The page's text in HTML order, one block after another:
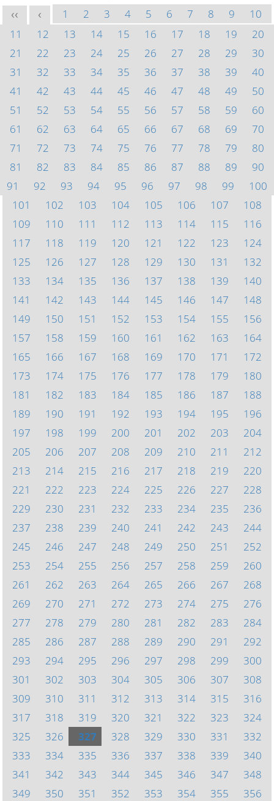
<< < 1 2 3 4 5 6 7 8 9
10
11
12 13 14 15 16 17 18 19
20
21
22 23 24 25 26 27 28 29
30
31
32 33 34 35 36 37 38 39
40
41
42 43 44 45 46 47 48 49
50
51
52 53 54 55 56 57 58 59
60
61
62 63 64 65 66 67 68 69
70
71
72 73 74 75 76 77 78 79
80
81
82 83 84 85 86 87 88 89
90
91
92 93 94 95 96 97 98 99
100
101
102 103 104 105 106 107
108
109
110 111 112 113 114 115
116
117
118 119 120 121 122 123
124
125
126 127 128 129 130 131
132
133
134 135 136 137 138 139
140
141
142 143 144 145 146 147
148
149
150 151 152 153 154 155
156
157
158 159 160 161 162 163
164
165
166 167 168 169 170 171
172
173
174 175 176 177 178 179
180
181
182 183 184 185 186 187
188
189
190 191 192 193 194 195
196
197
198 199 200 201 202 203
204
205
206 207 208 209 210 211
212
213
214 215 216 217 218 219
220
221
222 223 224 225 226 227
228
229
230 231 232 233 234 235
236
237
238 239 240 241 242 243
244
245
246 247 248 249 250 251
252
253
254 255 256 257 258 259
260
261
262 263 264 265 266 267
268
269
270 271 272 273 274 275
276
277
278 279 280 281 282 283
284
285
286 287 288 289 290 291
292
293
294 295 296 297 298 299
300
301
302 303 304 305 306 307
308
309
310 311 312 313 314 315
316
317
318 319 320 321 322 323
324
325
326 327 328 329 330 331
332
333
334 335 336 337 338 339
340
341
342 343 344 345 346 347
348
349
350 351 352 353 354 355 356